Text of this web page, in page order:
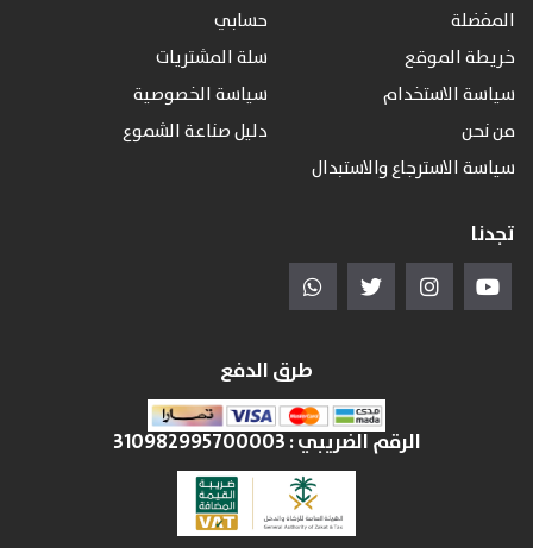
المفضلة
حسابي
خريطة الموقع
سلة المشتريات
سياسة الاستخدام
سياسة الخصوصية
من نحن
دليل صناعة الشموع
سياسة الاسترجاع والاستبدال
تجدنا
طرق الدفع
الرقم الضريبي :310982995700003